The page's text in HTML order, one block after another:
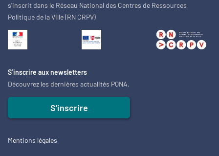
s'inscrit dans le Réseau National des Centres de Ressources
Politique de la Ville (RN CRPV)
S’inscrire aux newsletters
Découvrez les dernières actualités PQNA.
S'inscrire
Mentions légales